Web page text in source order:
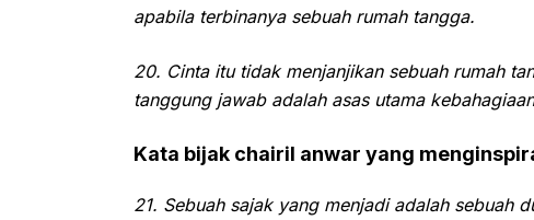
apabila terbinanya sebuah rumah tangga.
20. Cinta itu tidak menjanjikan sebuah rumah
tanggung jawab adalah asas utama
Kata bijak chairil anwar yang
21. Sebuah sajak yang menjadi adalah sebuah